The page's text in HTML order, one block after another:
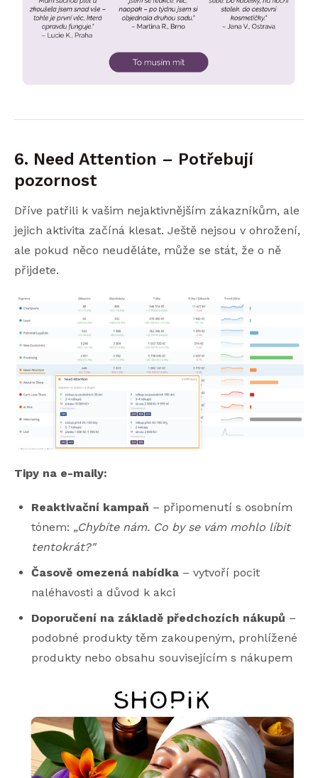
6. Need Attention – Potřebují
pozornost
Dříve patřili k vašim nejaktivnějším zákazníkům, ale
jejich aktivita začíná klesat. Ještě nejsou v ohrožení,
ale pokud něco neuděláte, může se stát, že o ně
přijdete.
Tipy na e-maily:
Reaktivační kampaň – připomenutí s osobním
tónem: „Chybíte nám. Co by se vám mohlo líbit
tentokrát?"
Časově omezená nabídka – vytvoří pocit
naléhavosti a důvod k akci
Doporučení na základě předchozích nákupů –
podobné produkty těm zakoupeným, prohlížené
produkty nebo obsahu souvisejícím s nákupem